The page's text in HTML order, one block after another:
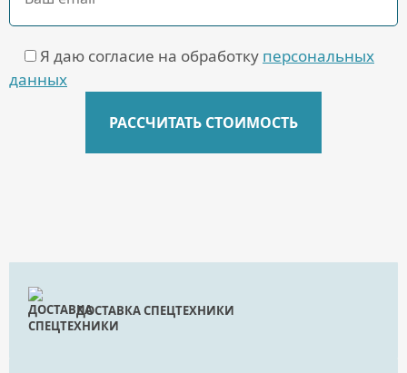
Я даю согласие на обработку персональных
данных
ДОСТАВКА СПЕЦТЕХНИКИ